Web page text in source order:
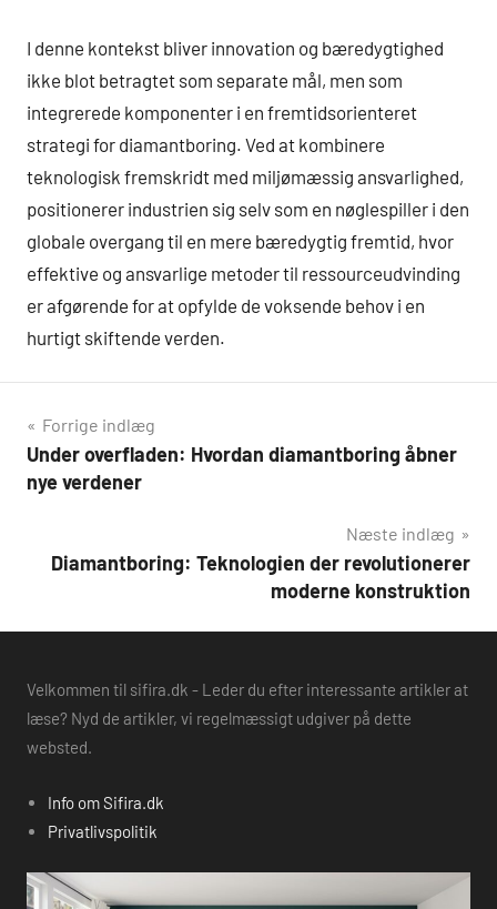
I denne kontekst bliver innovation og bæredygtighed
ikke blot betragtet som separate mål, men som
integrerede komponenter i en fremtidsorienteret
strategi for diamantboring. Ved at kombinere
teknologisk fremskridt med miljømæssig ansvarlighed,
positionerer industrien sig selv som en nøglespiller i den
globale overgang til en mere bæredygtig fremtid, hvor
effektive og ansvarlige metoder til ressourceudvinding
er afgørende for at opfylde de voksende behov i en
hurtigt skiftende verden.
Indlægsnavigation
Forrige indlæg
Under overfladen: Hvordan diamantboring åbner
nye verdener
Næste indlæg
Diamantboring: Teknologien der revolutionerer
moderne konstruktion
Velkommen til sifira.dk - Leder du efter interessante artikler at
læse? Nyd de artikler, vi regelmæssigt udgiver på dette
websted.
Info om Sifira.dk
Privatlivspolitik